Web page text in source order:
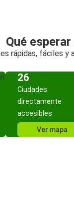
Qué
rápidas, fáciles y
26
Ciudades
directamente
accesibles
Ver mapa